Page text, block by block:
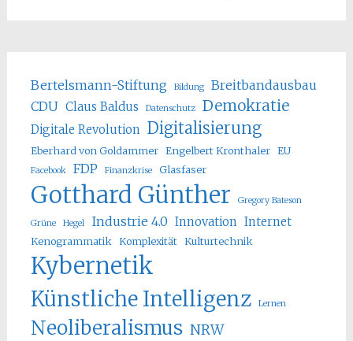
Bertelsmann-Stiftung Bildung
Breitbandausbau
CDU Claus Baldus Datenschutz Demokratie
Digitale Revolution Digitalisierung
Eberhard von Goldammer Engelbert Kronthaler EU
Facebook FDP Finanzkrise Glasfaser
Gotthard Günther Gregory Bateson
Grüne Hegel Industrie 4.0 Innovation Internet
Kenogrammatik Komplexität Kulturtechnik
Kybernetik
Künstliche Intelligenz Lernen
Neoliberalismus NRW